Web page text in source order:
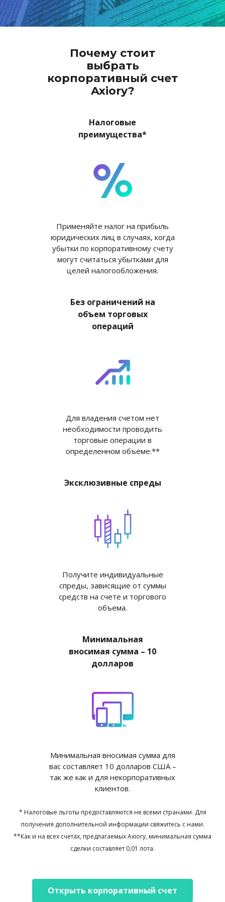
Биржевые фонды (ETF)
Открытость и безопасность
Международные награды
Юридические документы
Часто задаваемые вопросы
English
日本語 Открыть реальный счет
Trading is Risky.
Почему стоит
выбрать
корпоративный счет
Axiory?
Налоговые
преимущества*
Применяйте налог на прибыль
юридических лиц в случаях, когда
убытки по корпоративному счету
могут считаться убытками для
целей налогообложения.
Без ограничений на
объем торговых
операций
Для владения счетом нет
необходимости проводить
торговые операции в
определенном объеме.**
Эксклюзивные спреды
Получите индивидуальные
спреды, зависящие от суммы
средств на счете и торгового
объема.
Минимальная
вносимая сумма – 10
долларов
Минимальная вносимая сумма для
вас составляет 10 долларов США –
так же как и для некорпоративных
клиентов.
* Налоговые льготы предоставляются не всеми странами. Для
получения дополнительной информации свяжитесь с нами.
**Как и на всех счетах, предлагаемых Axiory, минимальная сумма
сделки составляет 0,01 лота.
Открыть корпоративный счет